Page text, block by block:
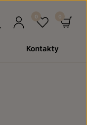
Kontakty